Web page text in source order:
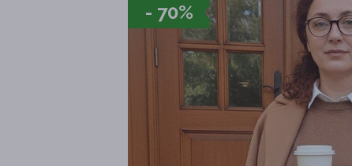
- 70%